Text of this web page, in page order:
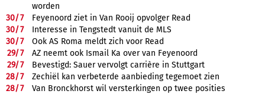
worden
30/7
Feyenoord ziet in Van Rooij opvolger Read
30/7
Interesse in Tengstedt vanuit de MLS
30/7
Ook AS Roma meldt zich voor Read
29/7
AZ neemt ook Ismail Ka over van Feyenoord
29/7
Bevestigd: Sauer vervolgt carrière in Stuttgart
28/7
Zechiël kan verbeterde aanbieding tegemoet zien
28/7
Van Bronckhorst wil versterkingen op twee posities